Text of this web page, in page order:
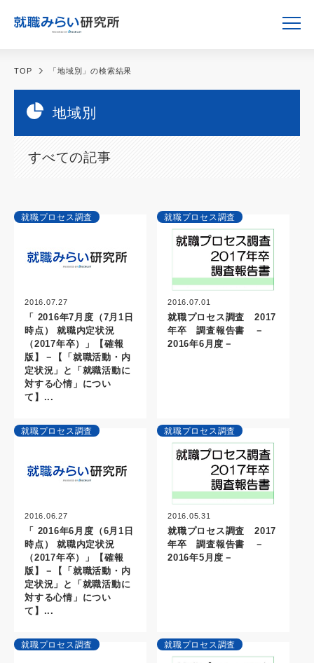
TOP 「地域別」の検索結果
地域別
すべての記事
就職プロセス調査
2016.07.27
「 2016年7月度（7月1日
時点） 就職内定状況
（2017年卒）」【確報
版】－【「就職活動・内
定状況」と「就職活動に
対する心情」につい
て】...
就職プロセス調査
2016.07.01
就職プロセス調査 2017
年卒 調査報告書 －
2016年6月度－
就職プロセス調査
2016.06.27
「 2016年6月度（6月1日
時点） 就職内定状況
（2017年卒）」【確報
版】－【「就職活動・内
定状況」と「就職活動に
対する心情」につい
て】...
就職プロセス調査
2016.05.31
就職プロセス調査 2017
年卒 調査報告書 －
2016年5月度－
就職プロセス調査 就職プロセス調査